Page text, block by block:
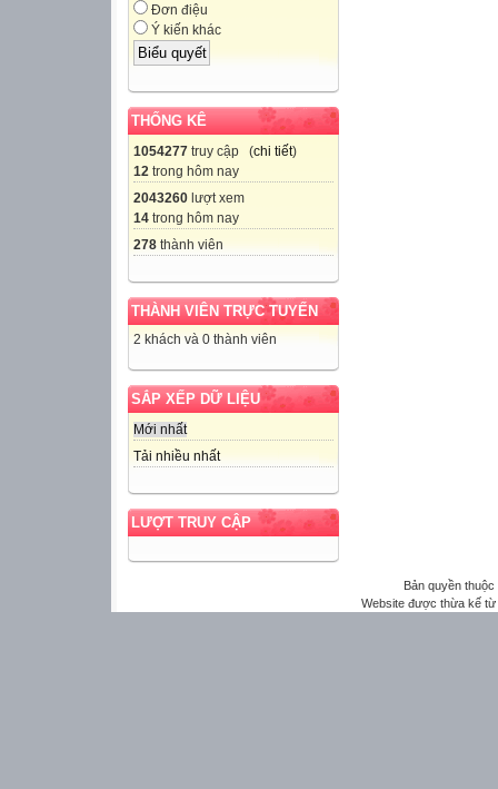
Đơn điệu
Ý kiến khác
THỐNG KÊ
1054277 truy cập (chi tiết)
12 trong hôm nay
2043260 lượt xem
14 trong hôm nay
278 thành viên
THÀNH VIÊN TRỰC TUYẾN
2 khách và 0 thành viên
SẮP XẾP DỮ LIỆU
Mới nhất
Tải nhiều nhất
LƯỢT TRUY CẬP
Bản quyền
Website được thừa kế từ